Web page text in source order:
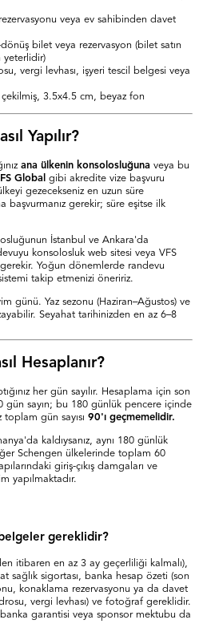
veya ev sahibinden davet
bilet veya rezervasyon (bilet satın
yeterlidir)
vergi levhası, işyeri tescil belgesi veya
3.5x4.5 cm, beyaz fon
Yapılır?
ana ülkenin konsolosluğuna veya bu
Global
gibi akredite vize başvuru
gezecekseniz en uzun süre
başvurmanız gerekir; süre eşitse ilk
İstanbul ve Ankara'da
konsolosluk web sitesi veya VFS
Yoğun dönemlerde randevu
takip etmenizi öneririz.
günü. Yaz sezonu (Haziran–Ağustos) ve
Seyahat tarihinizden en az 6–8
Hesaplanır?
her gün sayılır. Hesaplama için son
gün sayın; bu 180 günlük pencere içinde
gün sayısı 90'ı geçmemelidir.
kaldıysanız, aynı 180 günlük
Schengen ülkelerinde toplam 60
giriş-çıkış damgaları ve
yapılmaktadır.
gereklidir?
itibaren en az 3 ay geçerliliği kalmalı),
sağlık sigortası, banka hesap özeti (son
konaklama rezervasyonu ya da davet
vergi levhası) ve fotoğraf gereklidir.
garantisi veya sponsor mektubu da